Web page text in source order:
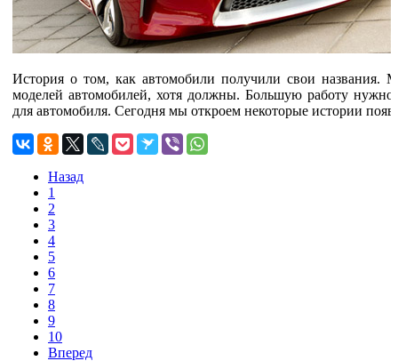
История о том, как автомобили получили свои названия.
моделей автомобилей, хотя должны. Большую работу нужно
для автомобиля. Сегодня мы откроем некоторые истории
Назад
1
2
3
4
5
6
7
8
9
10
Вперед